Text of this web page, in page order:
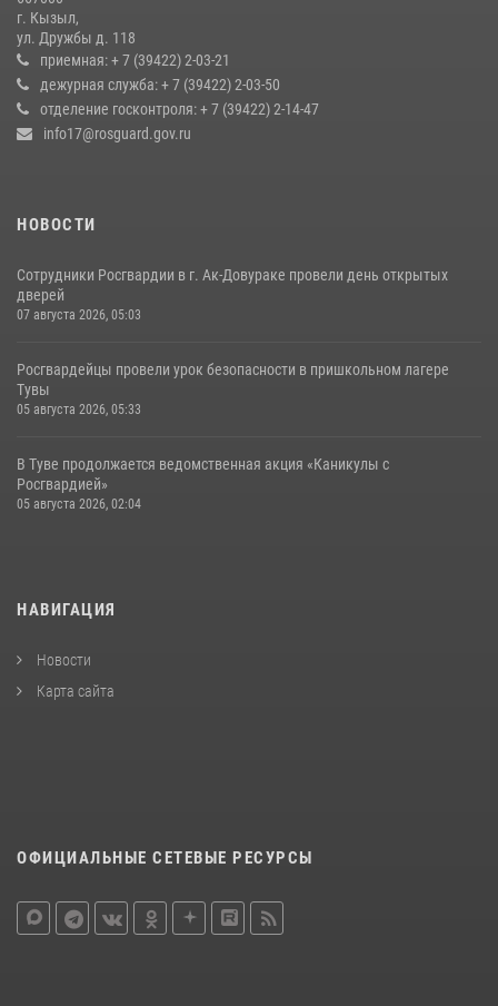
Кызылчанин поблагодарил сотрудников Росгвардии за
оперативное реагирование в решении конфликтной ситуации
17 июля 2026, 07:22 1
г. Кызыл,
ул. Дружбы д. 118
приемная: + 7 (39422) 2-03-21
дежурная служба: + 7 (39422) 2-03-50
отделение госконтроля: + 7 (39422) 2-14-47
info17@rosguard.gov.ru
НОВОСТИ
Сотрудники Росгвардии в г. Ак-Довураке провели день открытых
дверей
07 августа 2026, 05:03
Росгвардейцы провели урок безопасности в пришкольном лагере
Тувы
05 августа 2026, 05:33
В Туве продолжается ведомственная акция «Каникулы с
Росгвардией»
05 августа 2026, 02:04
НАВИГАЦИЯ
Новости
Карта сайта
ОФИЦИАЛЬНЫЕ СЕТЕВЫЕ РЕСУРСЫ